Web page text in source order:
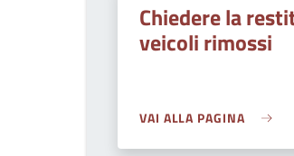
Chiedere la
veicoli rimossi
VAI ALLA PAGINA